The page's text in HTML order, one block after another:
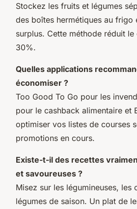
Stockez les fruits et légumes
des boîtes hermétiques au frigo
surplus. Cette méthode réduit
30%.
Quelles applications
économiser ?
Too Good To Go pour les
pour le cashback alimentaire et
optimiser vos listes de courses
promotions en cours.
Existe-t-il des recettes
et savoureuses ?
Misez sur les légumineuses,
légumes de saison. Un plat de